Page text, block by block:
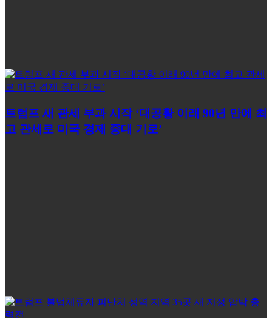
트럼프 새 관세 부과 시작 ‘대공황 이래 90년 만에 최
고 관세로 미국 경제 중대 기로’